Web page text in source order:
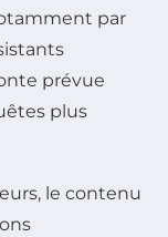
par
prévue
plus
le contenu